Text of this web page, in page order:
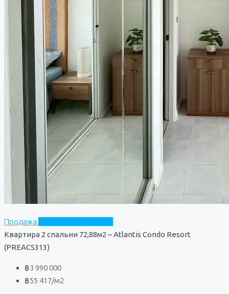
Продажа
Квартира 2 спальни 72,88м2 – Atlantis Condo Resort
(PREACS313)
฿3 990 000
฿55 417/м2